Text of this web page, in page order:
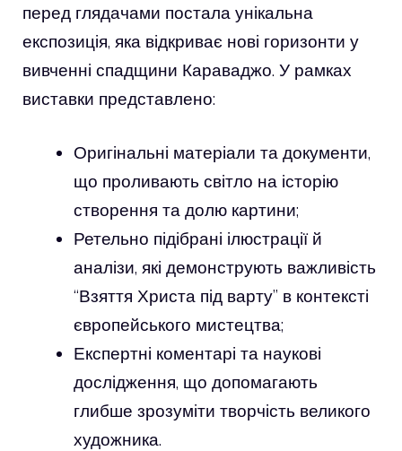
перед глядачами постала унікальна
експозиція, яка відкриває нові горизонти у
вивченні спадщини Караваджо. У рамках
виставки представлено:
Оригінальні матеріали та документи,
що проливають світло на історію
створення та долю картини;
Ретельно підібрані ілюстрації й
аналізи, які демонструють важливість
“Взяття Христа під варту” в контексті
європейського мистецтва;
Експертні коментарі та наукові
дослідження, що допомагають
глибше зрозуміти творчість великого
художника.